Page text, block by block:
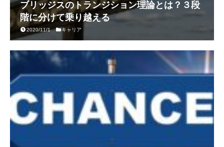
ブリッジスのトランジション理論とは？３段
階に分けて乗り越える
2020/11/1 キャリア